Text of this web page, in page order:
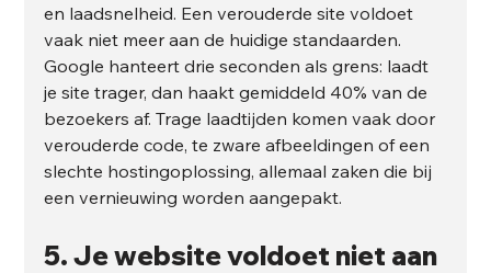
en laadsnelheid. Een verouderde site voldoet
vaak niet meer aan de huidige standaarden.
Google hanteert drie seconden als grens: laadt
je site trager, dan haakt gemiddeld 40% van de
bezoekers af. Trage laadtijden komen vaak door
verouderde code, te zware afbeeldingen of een
slechte hostingoplossing, allemaal zaken die bij
een vernieuwing worden aangepakt.
5. Je website voldoet niet aan